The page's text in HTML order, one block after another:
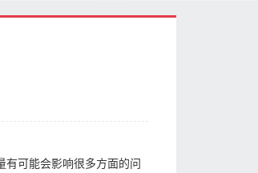
可能会影响很多方面的问